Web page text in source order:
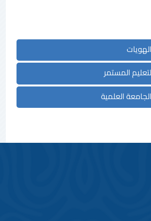
المستمر
العلمية